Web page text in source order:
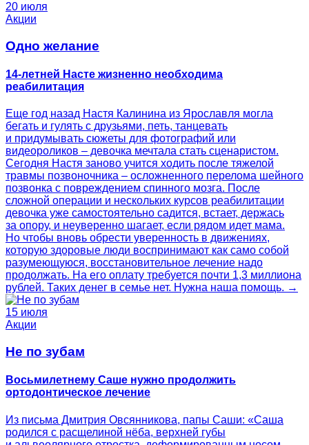
20 июля
Акции
Одно желание
14-летней Насте жизненно необходима
реабилитация
Еще год назад Настя Калинина из Ярославля могла
бегать и гулять с друзьями, петь, танцевать
и придумывать сюжеты для фотографий или
видеороликов – девочка мечтала стать сценаристом.
Сегодня Настя заново учится ходить после тяжелой
травмы позвоночника – осложненного перелома шейного
позвонка с повреждением спинного мозга. После
сложной операции и нескольких курсов реабилитации
девочка уже самостоятельно садится, встает, держась
за опору, и неуверенно шагает, если рядом идет мама.
Но чтобы вновь обрести уверенность в движениях,
которую здоровые люди воспринимают как само собой
разумеющуюся, восстановительное лечение надо
продолжать. На его оплату требуется почти 1,3 миллиона
рублей. Таких денег в семье нет. Нужна наша помощь. →
15 июля
Акции
Не по зубам
Восьмилетнему Саше нужно продолжить
ортодонтическое лечение
Из письма Дмитрия Овсянникова, папы Саши: «Саша
родился с расщелиной нёба, верхней губы